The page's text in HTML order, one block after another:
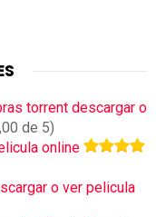
torrent descargar o
de 5)
online
o ver pelicula